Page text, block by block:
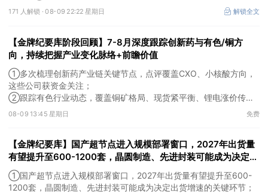
部分企业形成项目收益，这几家企业为其中的代表；③AI创新药研
发会带动数据生产与分析设备、生物工艺与制药装备等需求，管线推
171 人解锁 ·08-09 22:22 星期日 解锁全文
【金牌纪要库阶段回顾】7-8月深度跟踪创新药与有色/铜方
向，持续把握产业变化脉络+前瞻价值
①多次梳理创新药产业链关键节点，点评覆盖CXO、小核酸方向，
这些公司获资金关注；
②跟踪有色行业动态，覆盖铜矿格局、现货紧平衡、锂电涨价传导
等线索，Ta们股价持续走高。
08-09 13:45 星期日 免费
【金牌纪要库】国产超节点进入规模部署窗口，2027年出货量
有望提升至600-1200套，晶圆制造、先进封装可能成为决定出
货增速的关键环节
①国产超节点进入规模部署窗口，2027年出货量有望提升至600-
1200套，晶圆制造、先进封装可能成为决定出货增速的关键环节；